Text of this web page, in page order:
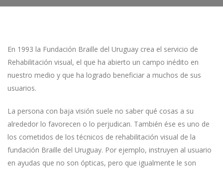
En 1993 la Fundación Braille del Uruguay crea el servicio de
Rehabilitación visual, el que ha abierto un campo inédito en
nuestro medio y que ha logrado beneficiar a muchos de sus
usuarios.
La persona con baja visión suele no saber qué cosas a su
alrededor lo favorecen o lo perjudican. También ése es uno de
los cometidos de los técnicos de rehabilitación visual de la
fundación Braille del Uruguay. Por ejemplo, instruyen al usuario
en ayudas que no son ópticas, pero que igualmente le son